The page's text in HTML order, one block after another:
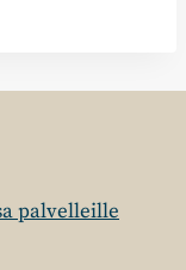
palvelleille